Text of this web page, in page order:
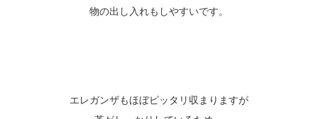
物の出し入れもしやすいです。
エレガンザもほぼピッタリ収まりますが